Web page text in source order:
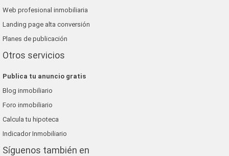
Web profesional inmobiliaria
Landing page alta conversión
Planes de publicación
Otros servicios
Publica tu anuncio gratis
Blog inmobiliario
Foro inmobiliario
Calcula tu hipoteca
Indicador Inmobiliario
Síguenos también en